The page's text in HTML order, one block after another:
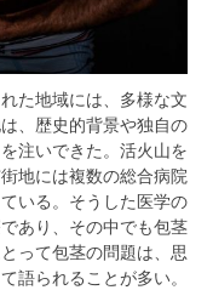
た地域には、多様な文
、歴史的背景や独自の
注いできた。活火山を
地には複数の総合病院
いる。そうした医学の
あり、その中でも包茎
って包茎の問題は、思
語られることが多い。